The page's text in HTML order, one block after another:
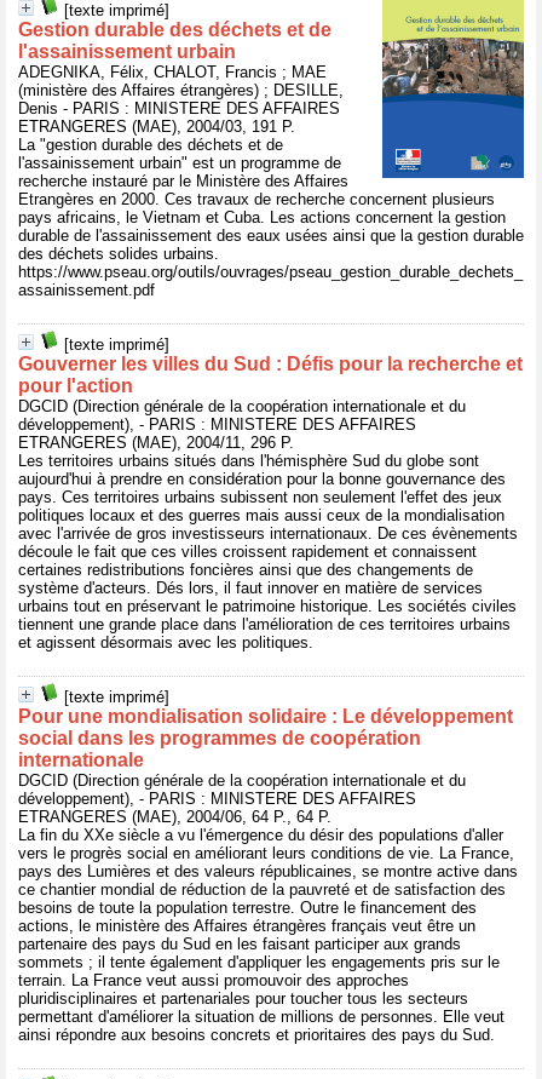
[texte imprimé]
Gestion durable des déchets et de
l'assainissement urbain
ADEGNIKA, Félix, CHALOT, Francis ; MAE
(ministère des Affaires étrangères) ; DESILLE,
Denis - PARIS : MINISTERE DES AFFAIRES
ETRANGERES (MAE), 2004/03, 191 P.
La "gestion durable des déchets et de
l'assainissement urbain" est un programme de
recherche instauré par le Ministère des Affaires
Etrangères en 2000. Ces travaux de recherche concernent plusieurs
pays africains, le Vietnam et Cuba. Les actions concernent la gestion
durable de l'assainissement des eaux usées ainsi que la gestion durable
des déchets solides urbains.
https://www.pseau.org/outils/ouvrages/pseau_gestion_durable_dechets_
assainissement.pdf
[texte imprimé]
Gouverner les villes du Sud : Défis pour la recherche et
pour l'action
DGCID (Direction générale de la coopération internationale et du
développement), - PARIS : MINISTERE DES AFFAIRES
ETRANGERES (MAE), 2004/11, 296 P.
Les territoires urbains situés dans l'hémisphère Sud du globe sont
aujourd'hui à prendre en considération pour la bonne gouvernance des
pays. Ces territoires urbains subissent non seulement l'effet des jeux
politiques locaux et des guerres mais aussi ceux de la mondialisation
avec l'arrivée de gros investisseurs internationaux. De ces évènements
découle le fait que ces villes croissent rapidement et connaissent
certaines redistributions foncières ainsi que des changements de
système d'acteurs. Dés lors, il faut innover en matière de services
urbains tout en préservant le patrimoine historique. Les sociétés civiles
tiennent une grande place dans l'amélioration de ces territoires urbains
et agissent désormais avec les politiques.
[texte imprimé]
Pour une mondialisation solidaire : Le développement
social dans les programmes de coopération
internationale
DGCID (Direction générale de la coopération internationale et du
développement), - PARIS : MINISTERE DES AFFAIRES
ETRANGERES (MAE), 2004/06, 64 P., 64 P.
La fin du XXe siècle a vu l'émergence du désir des populations d'aller
vers le progrès social en améliorant leurs conditions de vie. La France,
pays des Lumières et des valeurs républicaines, se montre active dans
ce chantier mondial de réduction de la pauvreté et de satisfaction des
besoins de toute la population terrestre. Outre le financement des
actions, le ministère des Affaires étrangères français veut être un
partenaire des pays du Sud en les faisant participer aux grands
sommets ; il tente également d'appliquer les engagements pris sur le
terrain. La France veut aussi promouvoir des approches
pluridisciplinaires et partenariales pour toucher tous les secteurs
permettant d'améliorer la situation de millions de personnes. Elle veut
ainsi répondre aux besoins concrets et prioritaires des pays du Sud.